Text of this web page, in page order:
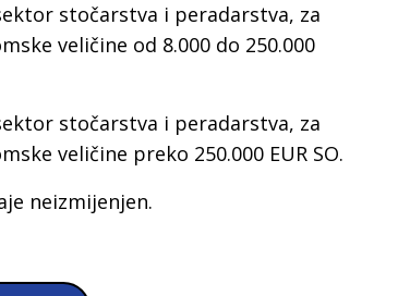
stočarstva i peradarstva, za
veličine od 8.000 do 250.000
stočarstva i peradarstva, za
veličine preko 250.000 EUR SO.
neizmijenjen.